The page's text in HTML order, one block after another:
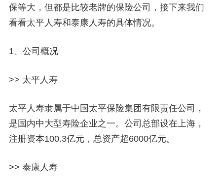
保等大，但都是比较老牌的保险公司，接下来我们
看看太平人寿和泰康人寿的具体情况。
1、公司概况
>> 太平人寿
太平人寿隶属于中国太平保险集团有限责任公司，
是国内中大型寿险企业之一。公司总部设在上海，
注册资本100.3亿元，总资产超6000亿元。
>> 泰康人寿